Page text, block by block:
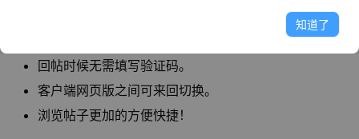
回帖时候无需填写验证码。
客户端网页版之间可来回切换。
浏览帖子更加的方便快捷！
知道了